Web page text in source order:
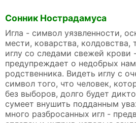
Сонник Нострадамуса
Игла - символ уязвленности,
мести, коварства, колдовства,
иглу со следами свежей крови
предупреждает о недобрых
родственника. Видеть иглу с
символ того, что человек,
без выборов, долго будет
сумеет внушить подданным
много разбросанных игл -